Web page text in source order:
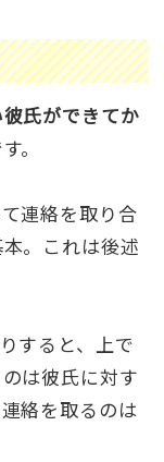
氏ができてか
。
連絡を取り合
。これは後述
すると、上で
は彼氏に対す
絡を取るのは